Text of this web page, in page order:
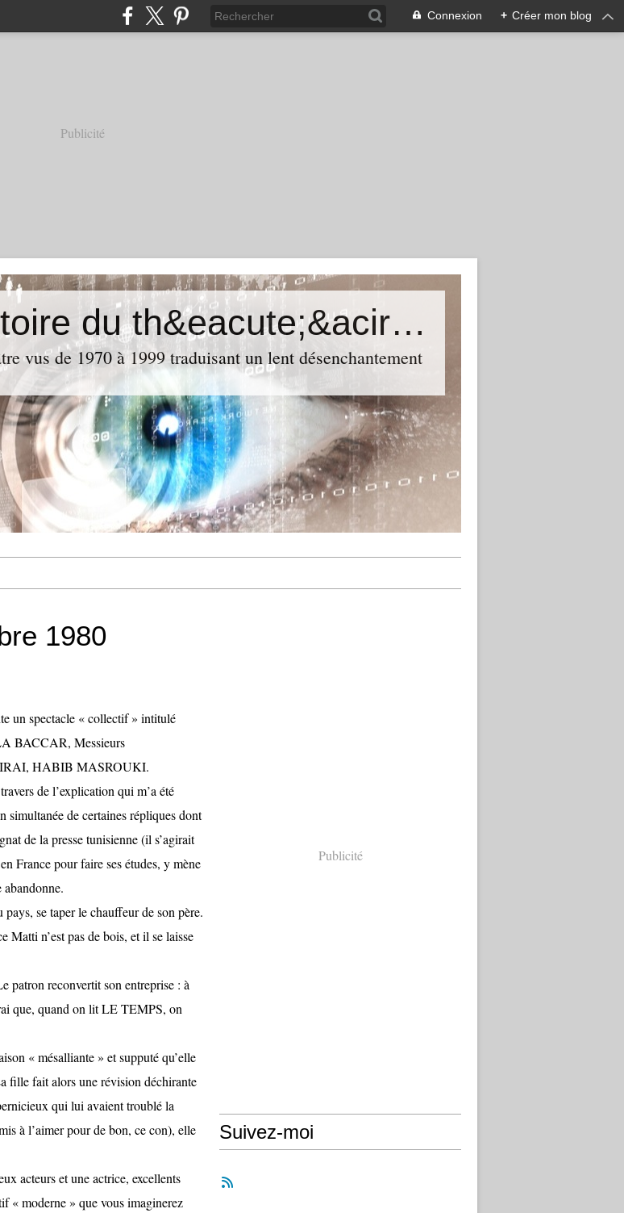
Connexion + Créer mon blog
Publicité
Une certaine histoire du th&eacute;&acirc;tre
vus de 1970 à 1999 traduisant un lent désenchantement
1980
un spectacle « collectif » intitulé
BACCAR, Messieurs
HABIB MASROUKI.
de l’explication qui m’a été
simultanée de certaines répliques dont
de la presse tunisienne (il s’agirait
France pour faire ses études, y mène
se taper le chauffeur de son père.
Matti n’est pas de bois, et il se laisse
patron reconvertit son entreprise : à
que, quand on lit LE TEMPS, on
« mésalliante » et supputé qu’elle
fille fait alors une révision déchirante
qui lui avaient troublé la
à l’aimer pour de bon, ce con), elle
acteurs et une actrice, excellents
« moderne » que vous imaginerez
Publicité
Suivez-moi